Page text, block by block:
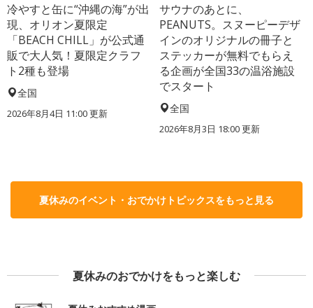
冷やすと缶に“沖縄の海”が出
現、オリオン夏限定
「BEACH CHILL」が公式通
販で大人気！夏限定クラフ
ト2種も登場
全国
2026年8月4日 11:00更新
サウナのあとに、
PEANUTS。スヌーピーデザ
インのオリジナルの冊子と
ステッカーが無料でもらえ
る企画が全国33の温浴施設
でスタート
全国
2026年8月3日 18:00更新
夏休みのイベント・おでかけトピックスをもっと見る
夏休みのおでかけをもっと楽しむ